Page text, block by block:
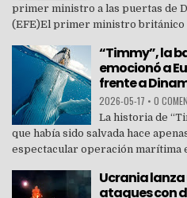
primer ministro a las puertas de
(EFE)El primer ministro británico
“Timmy”, la
emocionó a
frente a
2026-05-17 • 0
La historia de
que había sido salvada hace
espectacular operación marítima
Ucrania lanza
ataques con